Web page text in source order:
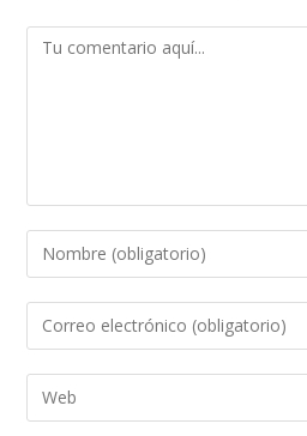
Comentario
Introduce
tu
nombre
de
usuario
Introduce
tu
dirección
de
Introduce
la